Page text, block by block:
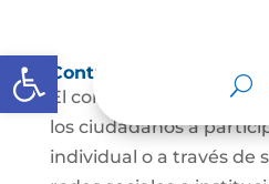
Abrir barra de herramientas
Control social
El control social es el
los ciudadanos a
individual o a través de